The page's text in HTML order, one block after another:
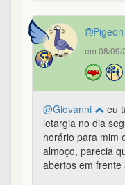
Pigeon
em 08/09/
@Giovanni
eu
letargia no dia
horário para mim
almoço, parecia
abertos em frente